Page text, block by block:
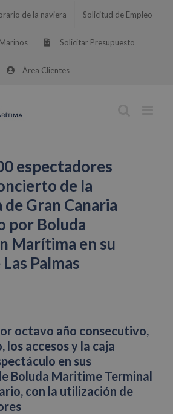
de la naviera Solicitud de Empleo
Solicitar Presupuesto
Área Clientes
espectadores
de la
Gran Canaria
por Boluda
Marítima en su
Palmas
octavo año consecutivo,
los accesos y la caja
en sus
Boluda Maritime Terminal
con la utilización de